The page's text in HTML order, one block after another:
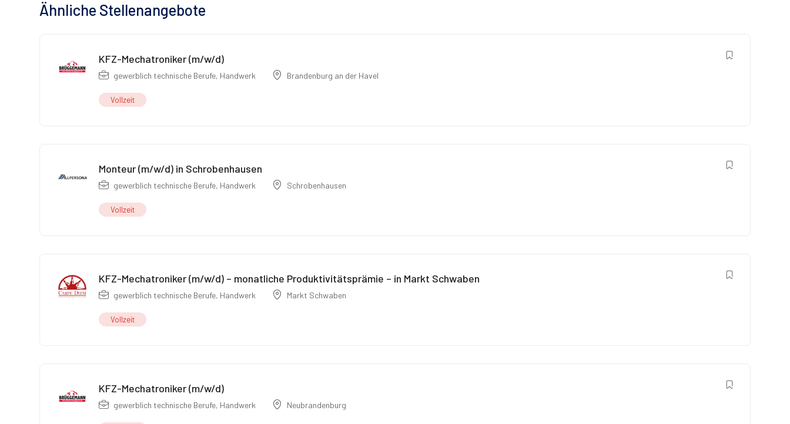
Ähnliche Stellenangebote
KFZ-Mechatroniker (m/w/d)
gewerblich technische Berufe, Handwerk Brandenburg an der Havel
Vollzeit
Monteur (m/w/d) in Schrobenhausen
gewerblich technische Berufe, Handwerk Schrobenhausen
Vollzeit
KFZ-Mechatroniker (m/w/d) – monatliche Produktivitätsprämie – in Markt Schwaben
gewerblich technische Berufe, Handwerk Markt Schwaben
Vollzeit
KFZ-Mechatroniker (m/w/d)
gewerblich technische Berufe, Handwerk Neubrandenburg